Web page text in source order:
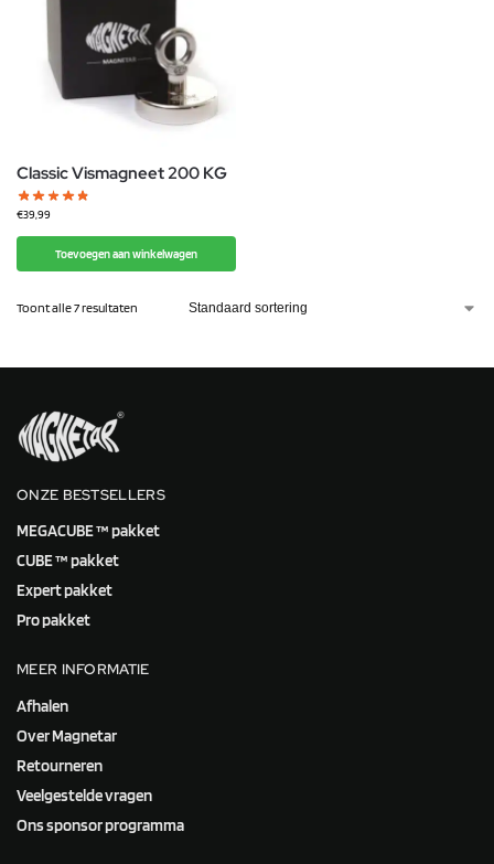
Classic Vismagneet 200 KG
€39,99
Toevoegen aan winkelwagen
Toont alle 7 resultaten
ONZE BESTSELLERS
MEGACUBE ™ pakket
CUBE ™ pakket
Expert pakket
Pro pakket
MEER INFORMATIE
Afhalen
Over Magnetar
Retourneren
Veelgestelde vragen
Ons sponsor programma